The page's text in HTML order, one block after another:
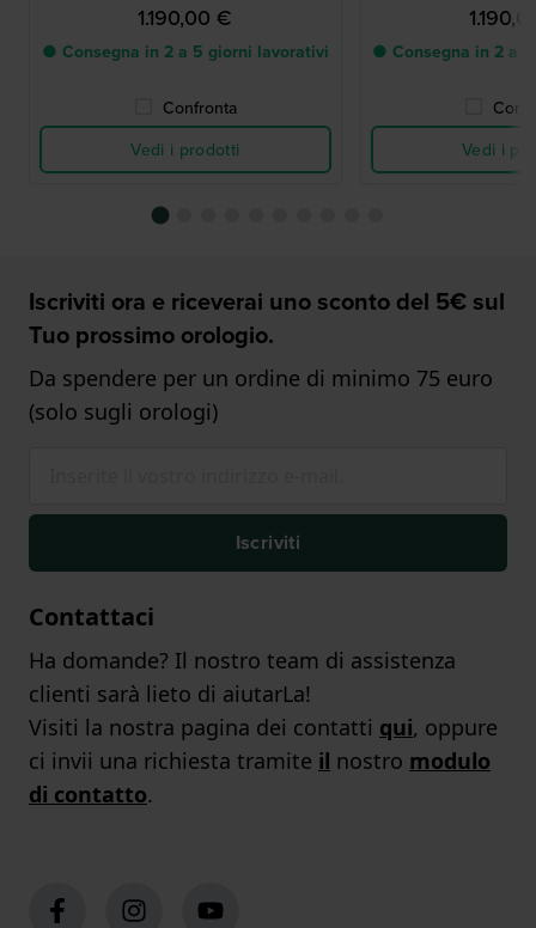
1.190,00 €
● Consegna in 2 a 5 giorni lavorativi
Confronta
Vedi i prodotti
● Consegna in 2 a
Vedi i
Iscriviti ora e riceverai uno sconto del 5€ sul
Tuo prossimo orologio.
Da spendere per un ordine di minimo 75 euro
(solo sugli orologi)
Iscriviti
Contattaci
Ha domande? Il nostro team di assistenza
clienti sarà lieto di aiutarLa!
Visiti la nostra pagina dei contatti qui, oppure
ci invii una richiesta tramite il nostro modulo
di contatto.